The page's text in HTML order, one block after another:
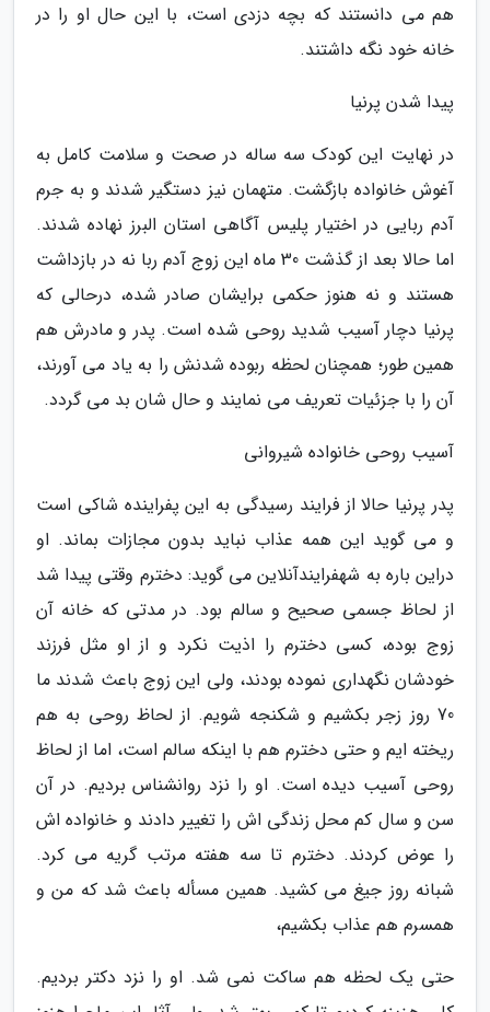
هم می دانستند که بچه دزدی است، با این حال او را در
خانه خود نگه داشتند.
پیدا شدن پرنیا
در نهایت این کودک سه ساله در صحت و سلامت کامل به
آغوش خانواده بازگشت. متهمان نیز دستگیر شدند و به جرم
آدم ربایی در اختیار پلیس آگاهی استان البرز نهاده شدند.
اما حالا بعد از گذشت 30 ماه این زوج آدم ربا نه در بازداشت
هستند و نه هنوز حکمی برایشان صادر شده، درحالی که
پرنیا دچار آسیب شدید روحی شده است. پدر و مادرش هم
همین طور؛ همچنان لحظه ربوده شدنش را به یاد می آورند،
آن را با جزئیات تعریف می نمایند و حال شان بد می گردد.
آسیب روحی خانواده شیروانی
پدر پرنیا حالا از فرایند رسیدگی به این پفراینده شاکی است
و می گوید این همه عذاب نباید بدون مجازات بماند. او
دراین باره به شهفرایندآنلاین می گوید: دخترم وقتی پیدا شد
از لحاظ جسمی صحیح و سالم بود. در مدتی که خانه آن
زوج بوده، کسی دخترم را اذیت نکرد و از او مثل فرزند
خودشان نگهداری نموده بودند، ولی این زوج باعث شدند ما
70 روز زجر بکشیم و شکنجه شویم. از لحاظ روحی به هم
ریخته ایم و حتی دخترم هم با اینکه سالم است، اما از لحاظ
روحی آسیب دیده است. او را نزد روانشناس بردیم. در آن
سن و سال کم محل زندگی اش را تغییر دادند و خانواده اش
را عوض کردند. دخترم تا سه هفته مرتب گریه می کرد.
شبانه روز جیغ می کشید. همین مسأله باعث شد که من و
همسرم هم عذاب بکشیم،
حتی یک لحظه هم ساکت نمی شد. او را نزد دکتر بردیم.